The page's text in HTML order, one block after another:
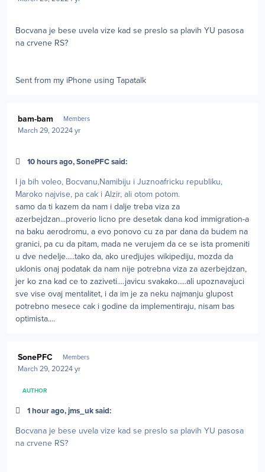
Bocvana je bese uvela vize kad se preslo sa plavih YU pasosa
na crvene RS?
Sent from my iPhone using Tapatalk
bam-bam Members
March 29, 20224 yr
10 hours ago, SonePFC said:
I ja bih voleo, Bocvanu,Namibiju i Juznoafricku republiku,
Maroko najvise, pa cak i Alzir, ali otom potom.
samo da ti kazem da nam i dalje treba viza za
azerbejdzan...proverio licno pre desetak dana kod immigration-a
na baku aerodromu, a evo ponovo cu za par dana da budem na
granici, pa cu da pitam, mada ne verujem da ce se ista promeniti
u dve nedelje.....tako da, ako uredjujes wikipediju, mozda da
uklonis onaj podatak da nam nije potrebna viza za azerbejdzan,
jer ko zna kad ce to zaziveti....javicu svakako.....ali upoznavajuci
sve vise ovaj mentalitet, i da im je za neku najmanju glupost
potrebno mesece cak i godine da implementiraju, nisam bas
optimista....
SonePFC Members
March 29, 20224 yr
AUTHOR
1 hour ago, jms_uk said:
Bocvana je bese uvela vize kad se preslo sa plavih YU pasosa
na crvene RS?